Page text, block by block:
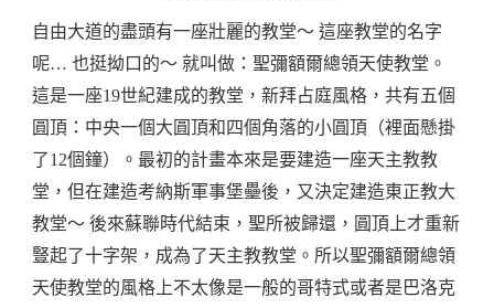
自由大道的盡頭有一座壯麗的教堂～ 這座教堂的名字
呢… 也挺拗口的～ 就叫做：聖彌額爾總領天使教堂。
這是一座19世紀建成的教堂，新拜占庭風格，共有五個
圓頂：中央一個大圓頂和四個角落的小圓頂（裡面懸掛
了12個鐘）。最初的計畫本來是要建造一座天主教教
堂，但在建造考納斯軍事堡壘後，又決定建造東正教大
教堂～ 後來蘇聯時代結束，聖所被歸還，圓頂上才重新
豎起了十字架，成為了天主教教堂。所以聖彌額爾總領
天使教堂的風格上不太像是一般的哥特式或者是巴洛克